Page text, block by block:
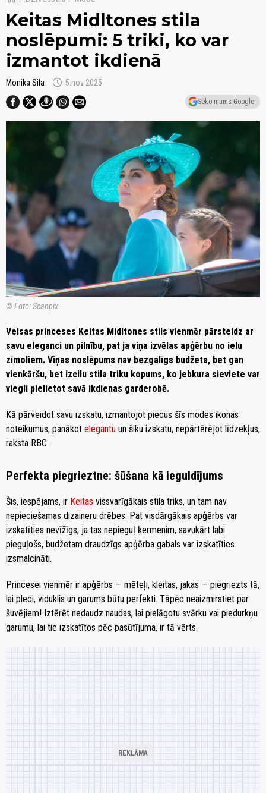
Keitas Midltones stila
noslēpumi: 5 triki, ko var
izmantot ikdienā
Monika Sila schedule 5.nov 2025
Seko mums Google
© Foto: Scanpix
Velsas princeses Keitas Midltones stils vienmēr pārsteidz ar
savu eleganci un pilnību, pat ja viņa izvēlas apģērbu no ielu
zīmoliem. Viņas noslēpums nav bezgalīgs budžets, bet gan
vienkāršu, bet izcilu stila triku kopums, ko jebkura sieviete var
viegli pielietot savā ikdienas garderobē.
Kā pārveidot savu izskatu, izmantojot piecus šīs modes ikonas
noteikumus, panākot elegantu un šiku izskatu, nepārtērējot līdzekļus,
raksta RBC.
Perfekta piegrieztne: šūšana kā ieguldījums
Šis, iespējams, ir Keitas vissvarīgākais stila triks, un tam nav
nepieciešamas dizaineru drēbes. Pat visdārgākais apģērbs var
izskatīties nevīžīgs, ja tas nepieguļ ķermenim, savukārt labi
pieguļošs, budžetam draudzīgs apģērba gabals var izskatīties
izsmalcināti.
Princesei vienmēr ir apģērbs — mēteļi, kleitas, jakas — piegriezts tā,
lai pleci, viduklis un garums būtu perfekti. Tāpēc neaizmirstiet par
šuvējiem! Iztērēt nedaudz naudas, lai pielāgotu svārku vai piedurkņu
garumu, lai tie izskatītos pēc pasūtījuma, ir tā vērts.